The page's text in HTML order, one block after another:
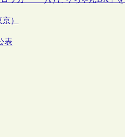
）
表